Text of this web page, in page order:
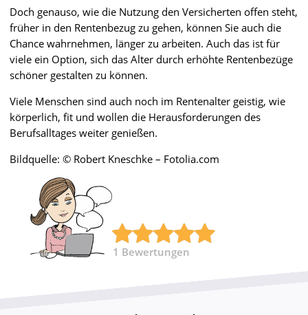
Doch genauso, wie die Nutzung den Versicherten offen steht,
früher in den Rentenbezug zu gehen, können Sie auch die
Chance wahrnehmen, länger zu arbeiten. Auch das ist für
viele ein Option, sich das Alter durch erhöhte Rentenbezüge
schöner gestalten zu können.
Viele Menschen sind auch noch im Rentenalter geistig, wie
körperlich, fit und wollen die Herausforderungen des
Berufsalltages weiter genießen.
Bildquelle: © Robert Kneschke – Fotolia.com
1 Bewertungen